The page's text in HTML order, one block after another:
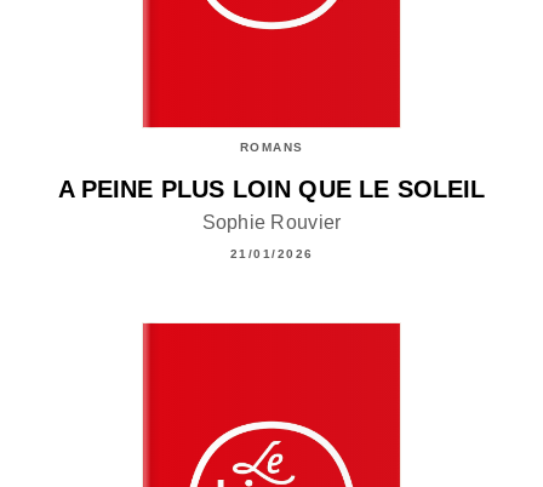
ROMANS
A PEINE PLUS LOIN QUE LE SOLEIL
Sophie Rouvier
21/01/2026